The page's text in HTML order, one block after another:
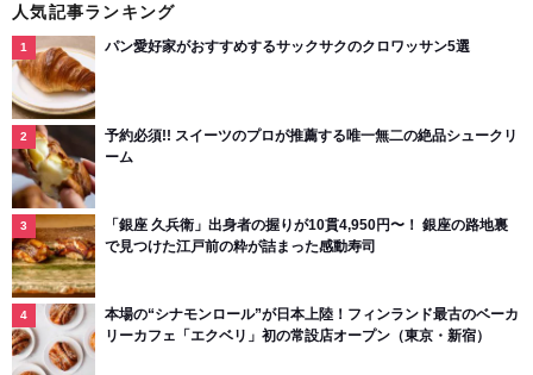
人気記事ランキング
パン愛好家がおすすめするサックサクのクロワッサン5選
予約必須!! スイーツのプロが推薦する唯一無二の絶品シュークリ
ーム
「銀座 久兵衛」出身者の握りが10貫4,950円〜！ 銀座の路地裏
で見つけた江戸前の粋が詰まった感動寿司
本場の“シナモンロール”が日本上陸！フィンランド最古のベーカ
リーカフェ「エクベリ」初の常設店オープン（東京・新宿）